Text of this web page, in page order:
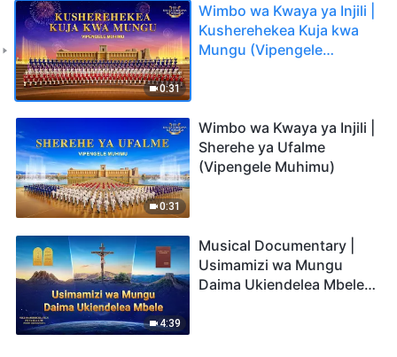
0:31
Wimbo wa Kwaya ya Injili |
Kusherehekea Kuja kwa
Mungu (Vipengele
0:31
Wimbo wa Kwaya ya Injili |
Sherehe ya Ufalme
(Vipengele Muhimu)
4:39
Musical Documentary |
Usimamizi wa Mungu
Daima Ukiendelea Mbele